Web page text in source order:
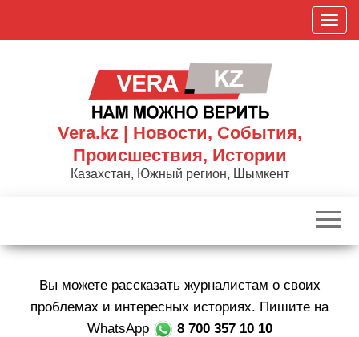
П
о
к
р
Vera.kz | Новости, События,
Происшествия, Истории
Казахстан, Южный регион, Шымкент
Вы можете рассказать журналистам о своих
проблемах и интересных историях. Пишите на
WhatsApp
8 700 357 10 10